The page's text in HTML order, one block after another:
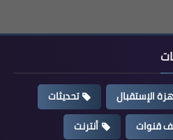
الإستقبال
تحديثات
قنوات
أنترنت